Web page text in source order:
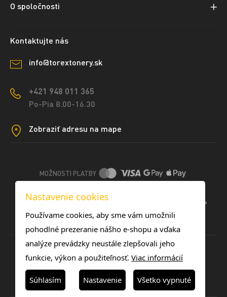
O spoločnosti
Kontaktujte nás
info@torextonery.sk
+421 948 011 365
Po-Pia 8.00-16.30
Zobraziť adresu na mape
MOŽNOSTI PLATBY
Nastavenie cookies
Používame cookies, aby sme vám umožnili
pohodlné prezeranie nášho e-shopu a vďaka
analýze prevádzky neustále zlepšovali jeho
funkcie, výkon a použiteľnosť. Viac informácií
Súhlasím Nastavenie Všetko vypnuté